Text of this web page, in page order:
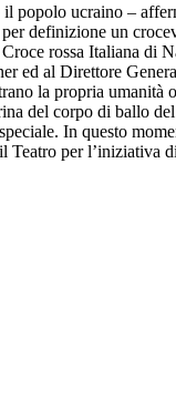
popolo ucraino –
definizione un
rossa Italiana di
ed al Direttore
la propria umanità
del corpo di ballo
In questo
per l’iniziativa